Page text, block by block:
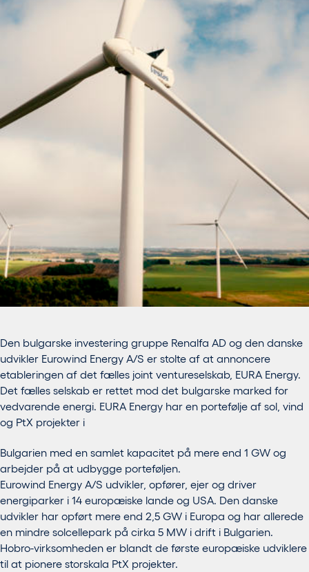
Den bulgarske investering gruppe Renalfa AD og den danske
udvikler Eurowind Energy A/S er stolte af at annoncere
etableringen af det fælles joint ventureselskab, EURA Energy.
Det fælles selskab er rettet mod det bulgarske marked for
vedvarende energi. EURA Energy har en portefølje af sol, vind
og PtX projekter i
Bulgarien med en samlet kapacitet på mere end 1 GW og
arbejder på at udbygge porteføljen.
Eurowind Energy A/S udvikler, opfører, ejer og driver
energiparker i 14 europæiske lande og USA. Den danske
udvikler har opført mere end 2,5 GW i Europa og har allerede
en mindre solcellepark på cirka 5 MW i drift i Bulgarien.
Hobro-virksomheden er blandt de første europæiske udviklere
til at pionere storskala PtX projekter.